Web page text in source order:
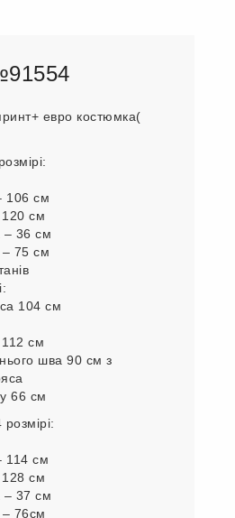
евро костюмка(
106 см
120 см
– 36 см
– 75 см
104 см
см
шва 90 см з
66 см
114 см
128 см
– 37 см
– 76см